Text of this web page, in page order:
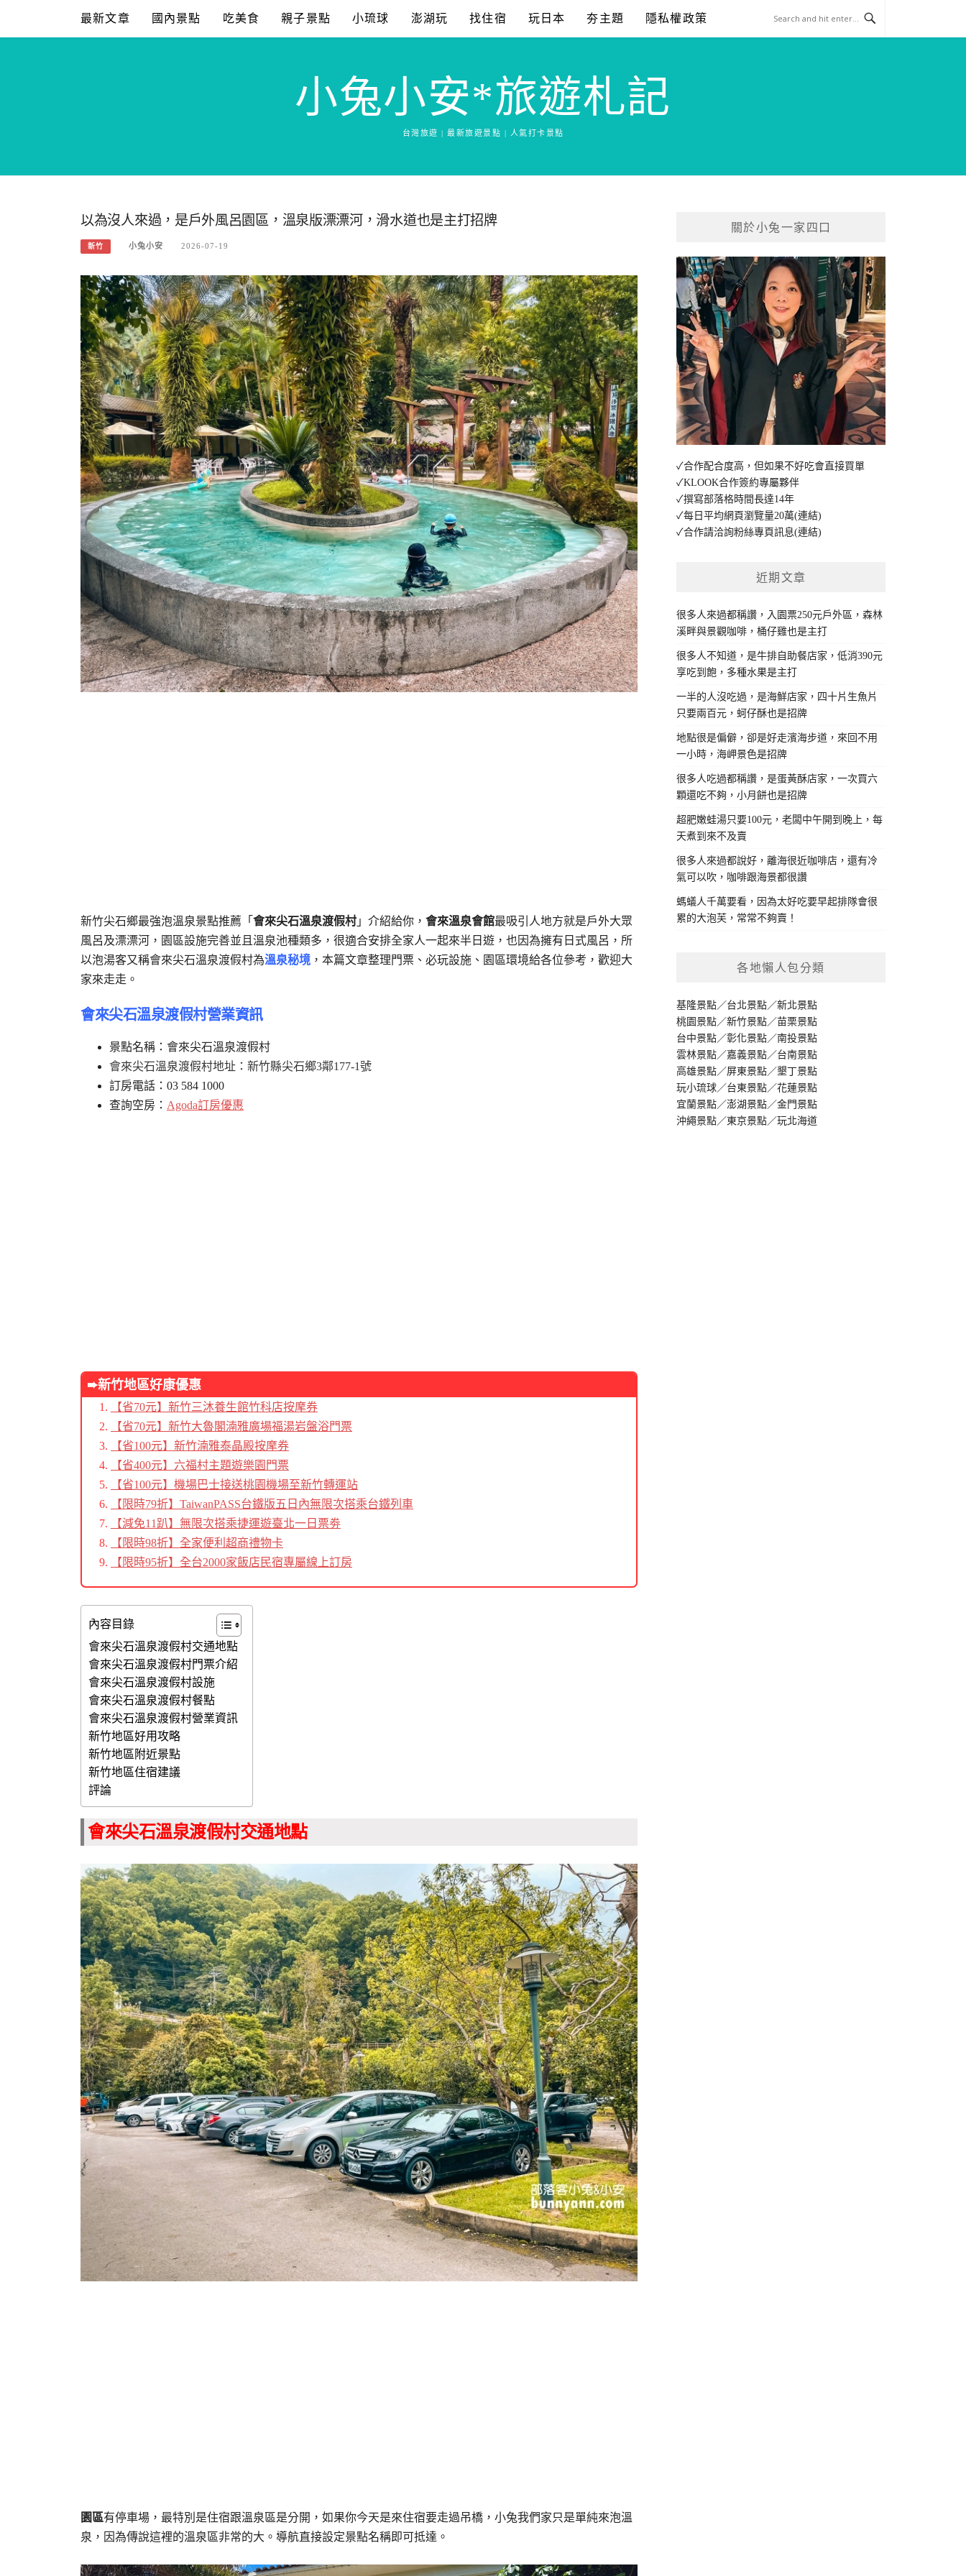
content
最新文章 國內景點 吃美食 親子景點 小琉球 澎湖玩 找住宿 玩日本 夯主題 隱私權政策
小兔小安*旅遊札記
台灣旅遊 | 最新旅遊景點 | 人氣打卡景點
以為沒人來過，是戶外風呂園區，溫泉版漂漂河，滑水道也是主打招牌
新竹 小兔小安 2026-07-19
新竹尖石鄉最強泡溫泉景點推薦「 會來尖石溫泉渡假村」介紹給你， 會來溫泉會館最吸引人地方就是戶外大眾
風呂及漂漂河，園區設施完善並且溫泉池種類多，很適合安排全家人一起來半日遊，也因為擁有日式風呂，所
以泡湯客又稱會來尖石溫泉渡假村為溫泉秘境 ，本篇文章整理門票、必玩設施、園區環境給各位參考，歡迎大
家來走走。
會來尖石溫泉渡假村營業資訊
景點名稱：會來尖石溫泉渡假村
會來尖石溫泉渡假村地址 ：新竹縣尖石鄉3鄰177-1號
訂房電話：03 584 1000
查詢空房： Agoda訂房優惠
➨新竹地區好康優惠
【省70元】 新竹三沐養生館竹科店按摩券
【省70元】新竹大魯閣湳雅廣場福湯岩盤浴門票
【省100元】新竹湳雅泰晶殿按摩券
【省400元】六福村主題遊樂園門票
【省100元】機場巴士接送桃園機場至新竹轉運站
【限時79折】TaiwanPASS台鐵版五日內無限次搭乘台鐵列車
【減免11趴】無限次搭乘捷運遊臺北一日票劵
【限時98折】 全家便利超商禮物卡
【限時95折】全台2000家飯店民宿專屬線上訂房
內容目錄
會來尖石溫泉渡假村交通地點
會來尖石溫泉渡假村門票介紹
會來尖石溫泉渡假村設施
會來尖石溫泉渡假村餐點
會來尖石溫泉渡假村營業資訊
新竹地區好用攻略
新竹地區附近景點
新竹地區住宿建議
評論
會來尖石溫泉渡假村交通地點
園區有停車場，最特別是住宿跟溫泉區是分開，如果你今天是來住宿要走過吊橋，小兔我們家只是單純來泡溫
泉，因為傳說這裡的溫泉區非常的大。導航直接設定景點名稱即可抵達。
關於小兔一家四口
✓合作配合度高，但如果不好吃會直接買單
✓KLOOK合作簽約專屬夥伴
✓撰寫部落格時間長達14年
✓每日平均網頁瀏覽量20萬(連結)
✓合作請洽詢粉絲專頁訊息(連結)
近期文章
很多人來過都稱讚，入園票250元戶外區，森林
溪畔與景觀咖啡，桶仔雞也是主打
很多人不知道，是牛排自助餐店家，低消390元
享吃到飽，多種水果是主打
一半的人沒吃過，是海鮮店家，四十片生魚片
只要兩百元，蚵仔酥也是招牌
地點很是偏僻，卻是好走濱海步道，來回不用
一小時，海岬景色是招牌
很多人吃過都稱讚，是蛋黃酥店家，一次買六
顆還吃不夠，小月餅也是招牌
超肥嫩蛙湯只要100元，老闆中午開到晚上，每
天煮到來不及賣
很多人來過都說好，離海很近咖啡店，還有冷
氣可以吹，咖啡跟海景都很讚
螞蟻人千萬要看，因為太好吃要早起排隊會很
累的大泡芙，常常不夠賣！
各地懶人包分類
基隆景點／台北景點／新北景點
桃園景點／新竹景點／苗栗景點
台中景點／彰化景點／南投景點
雲林景點／嘉義景點／台南景點
高雄景點／屏東景點／墾丁景點
玩小琉球／台東景點／花蓮景點
宜蘭景點／澎湖景點／金門景點
沖繩景點／東京景點／玩北海道